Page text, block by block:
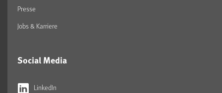
Presse
Jobs & Karriere
Social Media
LinkedIn